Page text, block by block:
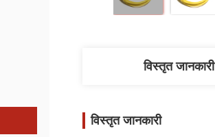
विस्तृत जानकारी
विस्तृत जानकारी